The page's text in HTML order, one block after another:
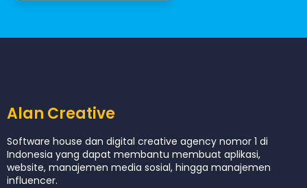
Alan Creative
Software house dan digital creative agency nomor 1 di
Indonesia yang dapat membantu membuat aplikasi,
website, manajemen media sosial, hingga manajemen
influencer.